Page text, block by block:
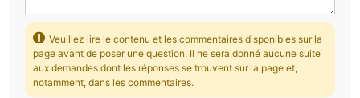
Veuillez lire le contenu et les commentaires disponibles sur la
page avant de poser une question. Il ne sera donné aucune suite
aux demandes dont les réponses se trouvent sur la page et,
notamment, dans les commentaires.